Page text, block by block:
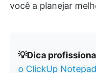
você a planejar
💡Dica
o ClickUp Notepad